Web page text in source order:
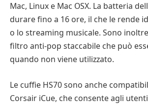
Mac, Linux e Mac OSX. La batteria
durare fino a 16 ore, il che le rende
o lo streaming musicale. Sono
filtro anti-pop staccabile che può
quando non viene utilizzato.
Le cuffie HS70 sono anche
Corsair iCue, che consente agli